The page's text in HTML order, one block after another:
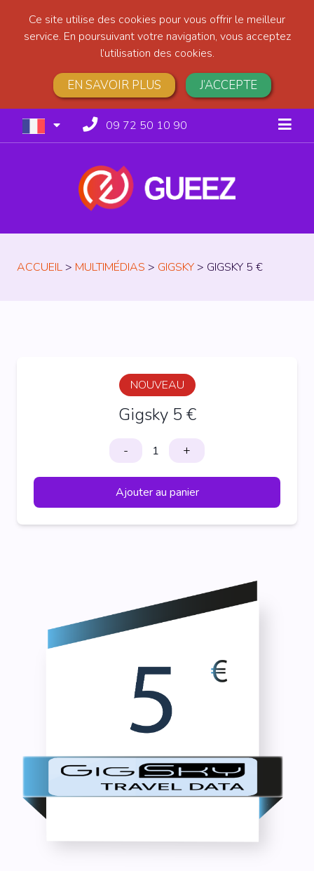
Ce site utilise des cookies pour vous offrir le meilleur
service. En poursuivant votre navigation, vous acceptez
l’utilisation des cookies.
EN SAVOIR PLUS J’ACCEPTE
09 72 50 10 90
ACCUEIL> MULTIMÉDIAS > GIGSKY> GIGSKY 5 €
NOUVEAU
Gigsky 5 €
- +
Ajouter au panier